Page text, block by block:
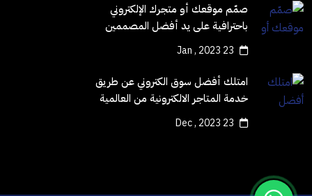
صمّم موقعك أو متجرك الإلكتروني
باحترافية على يد أفضل المصممين
23 Jan , 2023
امتلك أفضل سوق الكتروني عن طريق
خدمة المتاجر الالكترونية من العالمية
الحرة
23 Dec , 2023